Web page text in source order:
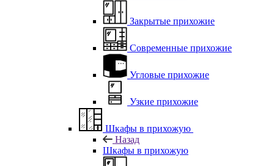
Закрытые прихожие
Современные прихожие
Угловые прихожие
Узкие прихожие
Шкафы в прихожую
Назад
Шкафы в прихожую